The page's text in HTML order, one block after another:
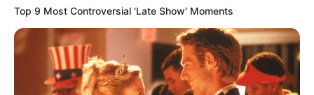
Top 9 Most Controversial 'Late Show' Moments